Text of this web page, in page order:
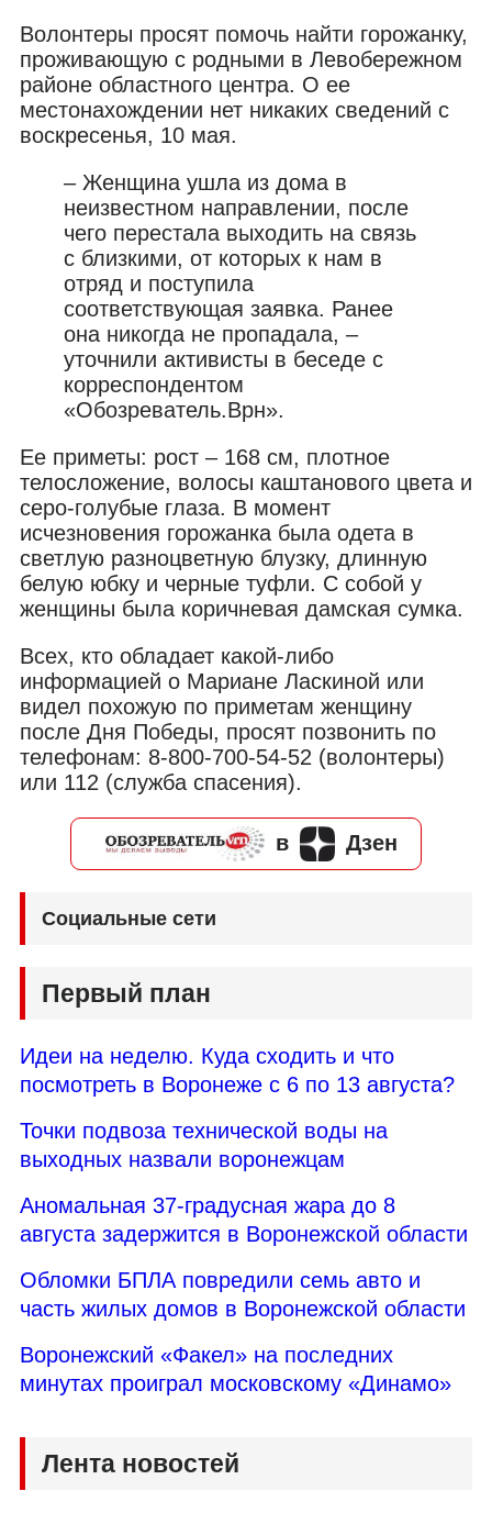
Волонтеры просят помочь найти горожанку,
проживающую с родными в Левобережном
районе областного центра. О ее
местонахождении нет никаких сведений с
воскресенья, 10 мая.
– Женщина ушла из дома в
неизвестном направлении, после
чего перестала выходить на связь
с близкими, от которых к нам в
отряд и поступила
соответствующая заявка. Ранее
она никогда не пропадала, –
уточнили активисты в беседе с
корреспондентом
«Обозреватель.Врн».
Ее приметы: рост – 168 см, плотное
телосложение, волосы каштанового цвета и
серо-голубые глаза. В момент
исчезновения горожанка была одета в
светлую разноцветную блузку, длинную
белую юбку и черные туфли. С собой у
женщины была коричневая дамская сумка.
Всех, кто обладает какой-либо
информацией о Мариане Ласкиной или
видел похожую по приметам женщину
после Дня Победы, просят позвонить по
телефонам: 8-800-700-54-52 (волонтеры)
или 112 (служба спасения).
в Дзен
Социальные сети
Первый план
Идеи на неделю. Куда сходить и что
посмотреть в Воронеже с 6 по 13 августа?
Точки подвоза технической воды на
выходных назвали воронежцам
Аномальная 37-градусная жара до 8
августа задержится в Воронежской области
Обломки БПЛА повредили семь авто и
часть жилых домов в Воронежской области
Воронежский «Факел» на последних
минутах проиграл московскому «Динамо»
Лента новостей